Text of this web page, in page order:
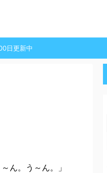
日更新中
ん。う～ん。」